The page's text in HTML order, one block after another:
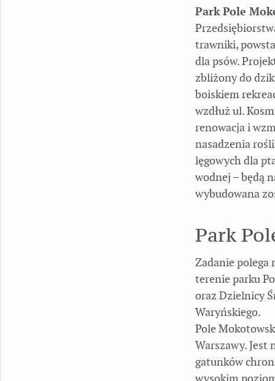
Park Pole
trawniki,
dla psów.
zbliżony do
boiskiem
wzdłuż ul.
renowacja i
nasadzenia
lęgowych dla
wodnej – będą
wybudowana
Park
Zadanie polega
terenie parku
oraz Dzielnicy
Waryńskiego.
Pole
Warszawy.
gatunków